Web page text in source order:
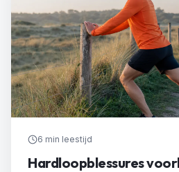
6 min leestijd
Hardloopblessures